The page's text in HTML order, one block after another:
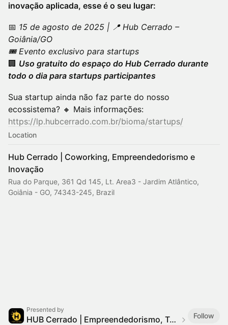
inovação aplicada, esse é o seu lugar:
📅 15 de agosto de 2025 | 📍 Hub Cerrado –
Goiânia/GO
🎟️ Evento exclusivo para startups
🏢 Uso gratuito do espaço do Hub Cerrado durante
todo o dia para startups participantes
Sua startup ainda não faz parte do nosso
ecossistema? 🔸 Mais informações:
https://lp.hubcerrado.com.br/bioma/startups/
Location
Hub Cerrado | Coworking, Empreendedorismo e
Inovação
Rua do Parque, 361 Qd 145, Lt. Area3 - Jardim Atlântico,
Goiânia - GO, 74343-245, Brazil
Presented by
HUB Cerrado | Empreendedorismo, Tecnologia e Inovação
Follow